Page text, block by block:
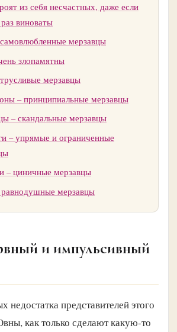
из себя несчастных, даже если
виноваты
мерзавцы
злопамятны
мерзавцы
– принципиальные мерзавцы
– скандальные мерзавцы
– упрямые и ограниченные
– циничные мерзавцы
мерзавцы
и импульсивный
недостатка представителей этого
как только сделают какую-то